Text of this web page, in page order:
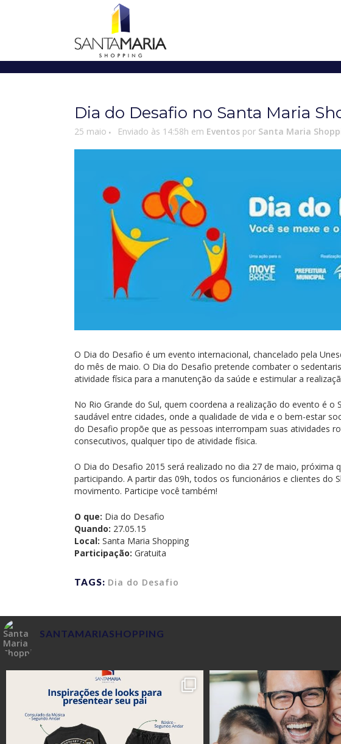
Dia do Desafio no Santa Maria
25 maio Enviado às 14:58h em Eventos por Santa Maria
O Dia do Desafio é um evento internacional, chancelado pela
do mês de maio. O Dia do Desafio pretende combater o
atividade física para a manutenção da saúde e estimular a
No Rio Grande do Sul, quem coordena a realização do evento é o
saudável entre cidades, onde a qualidade de vida e o bem-estar
do Desafio propõe que as pessoas interrompam suas atividades
consecutivos, qualquer tipo de atividade física.
O Dia do Desafio 2015 será realizado no dia 27 de maio, próxima
participando. A partir das 09h, todos os funcionários e clientes do
movimento. Participe você também!
O que: Dia do Desafio
Quando: 27.05.15
Local: Santa Maria Shopping
Participação: Gratuita
TAGS: Dia do Desafio
SANTAMARIASHOPPING